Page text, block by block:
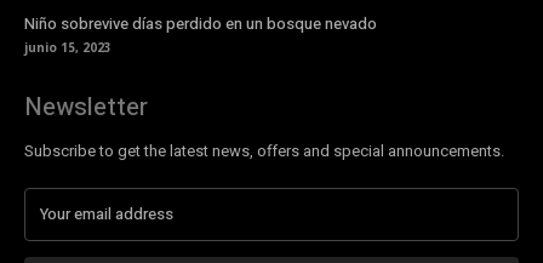
Niño sobrevive días perdido en un bosque nevado
junio 15, 2023
Newsletter
Subscribe to get the latest news, offers and special announcements.